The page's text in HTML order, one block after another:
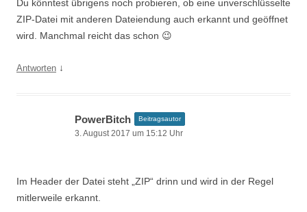
Du könntest übrigens noch probieren, ob eine unverschlüsselte
ZIP-Datei mit anderen Dateiendung auch erkannt und geöffnet
wird. Manchmal reicht das schon 😉
Antworten ↓
PowerBitch Beitragsautor
3. August 2017 um 15:12 Uhr
Im Header der Datei steht „ZIP“ drinn und wird in der Regel
mitlerweile erkannt.